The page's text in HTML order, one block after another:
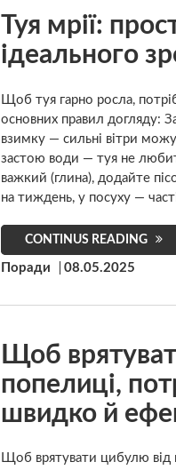
Туя мрії:
ідеального
Щоб туя гарно росла,
основних правил догляду:
взимку — сильні вітри
застою води — туя не
важкий (глина), додайте
на тиждень, у посуху —
CONTINUS READING
Поради 08.05.2025
Щоб
попелиці,
швидко й
Щоб врятувати цибулю від